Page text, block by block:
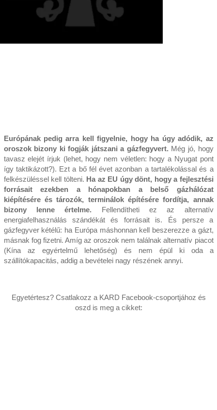
Európának pedig arra kell figyelnie, hogy ha úgy adódik, az
oroszok bizony ki fogják játszani a gázfegyvert. Még jó, hogy
tavasz elejét írjuk (lehet, hogy nem véletlen: hogy a Nyugat pont
így taktikázott?). Ezt a bő fél évet azonban a tartalékolással és a
felkészüléssel kell tölteni. Ha az EU úgy dönt, hogy a fejlesztési
forrásait ezekben a hónapokban a belső gázhálózat
kiépítésére és tározók, terminálok építésére fordítja, annak
bizony lenne értelme. Fellendítheti ez az alternatív
energiafelhasználás szándékát és forrásait is. És persze a
gázfegyver kétélű: ha Európa máshonnan kell beszerezze a gázt,
másnak fog fizetni. Amíg az oroszok nem találnak alternatív piacot
(Kína az egyértelmű lehetőség) és nem épül ki oda a
szállítókapacitás, addig a bevételei nagy részének annyi.
Egyetértesz? Csatlakozz a KARD Facebook-csoportjához és
oszd is meg a cikket: